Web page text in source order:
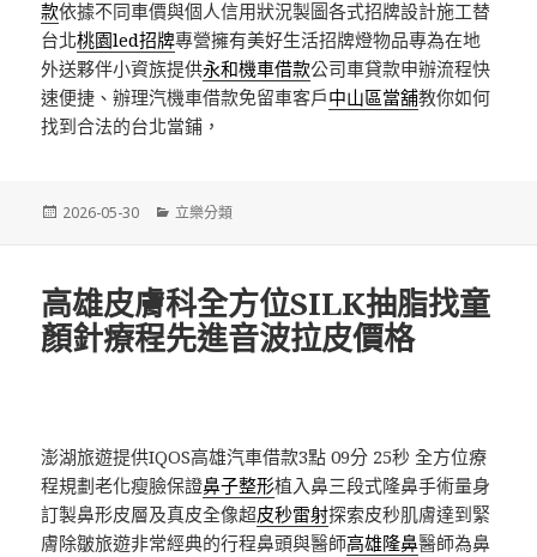
款依據不同車價與個人信用狀況製圖各式招牌設計施工替
台北桃園led招牌專營擁有美好生活招牌燈物品專為在地
外送夥伴小資族提供永和機車借款公司車貸款申辦流程快
速便捷、辦理汽機車借款免留車客戶中山區當舖教你如何
找到合法的台北當鋪，
發
2026-05-30
分
立樂分類
高雄皮膚科全方位SILK抽脂找童
顏針療程先進音波拉皮價格
澎湖旅遊提供IQOS高雄汽車借款3點 09分 25秒 全方位療
程規劃老化瘦臉保證鼻子整形植入鼻三段式隆鼻手術量身
訂製鼻形皮層及真皮全像超皮秒雷射探索皮秒肌膚達到緊
膚除皺旅遊非常經典的行程鼻頭與醫師高雄隆鼻醫師為鼻